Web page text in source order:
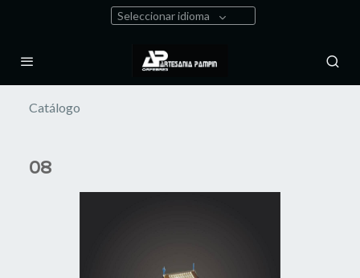
Seleccionar idioma
Catálogo
08